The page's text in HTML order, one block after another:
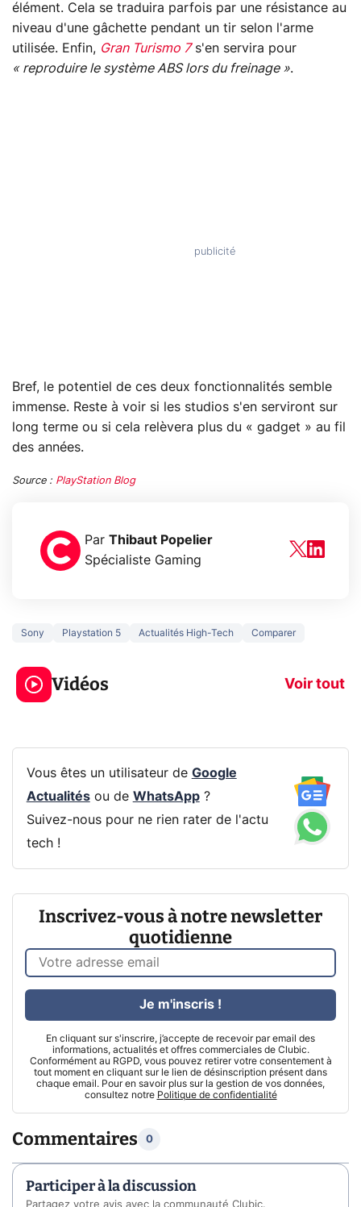
élément. Cela se traduira parfois par une résistance au
niveau d'une gâchette pendant un tir selon l'arme
utilisée. Enfin, Gran Turismo 7s'en servira pour
« reproduire le système ABS lors du freinage ».
Bref, le potentiel de ces deux fonctionnalités semble
immense. Reste à voir si les studios s'en serviront sur
long terme ou si cela relèvera plus du « gadget » au fil
des années.
Source : PlayStation Blog
Par Thibaut Popelier
Spécialiste Gaming
Sony Playstation 5 Actualités High-Tech Comparer
Vidéos Voir tout
5 générations de
jeux dans la
prochaine Xbox !
Ce que vous
navigation
Vous êtes un utilisateur de Google
Actualitésou de WhatsApp?
Suivez-nous pour ne rien rater de l'actu
tech !
Inscrivez-vous à notre newsletter
quotidienne
En cliquant sur s'inscrire, j’accepte de recevoir par email des
informations, actualités et offres commerciales de Clubic.
Conformément au RGPD, vous pouvez retirer votre consentement à
tout moment en cliquant sur le lien de désinscription présent dans
chaque email. Pour en savoir plus sur la gestion de vos données,
consultez notre Politique de confidentialité
Je m'inscris !
Commentaires 0
Participer à la discussion